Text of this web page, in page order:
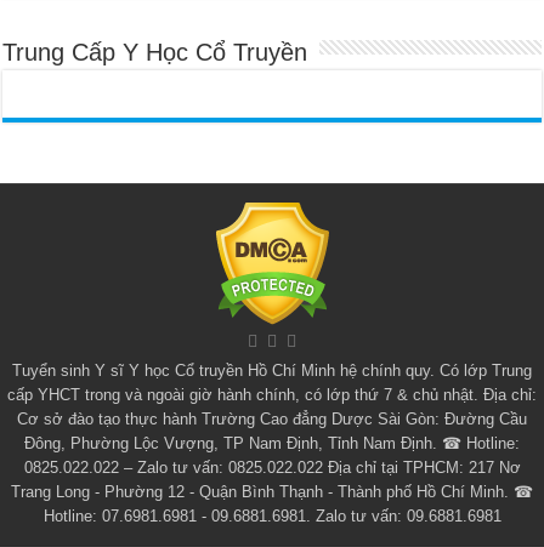
Trung Cấp Y Học Cổ Truyền
Tuyển sinh Y sĩ Y học Cổ truyền Hồ Chí Minh hệ chính quy. Có lớp Trung
cấp YHCT trong và ngoài giờ hành chính, có lớp thứ 7 & chủ nhật. Địa chỉ:
Cơ sở đào tạo thực hành Trường Cao đẳng Dược Sài Gòn: Đường Cầu
Đông, Phường Lộc Vượng, TP Nam Định, Tỉnh Nam Định. ☎ Hotline:
0825.022.022 – Zalo tư vấn: 0825.022.022 Địa chỉ tại TPHCM: 217 Nơ
Trang Long - Phường 12 - Quận Bình Thạnh - Thành phố Hồ Chí Minh. ☎
Hotline: 07.6981.6981 - 09.6881.6981. Zalo tư vấn: 09.6881.6981